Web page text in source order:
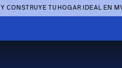
Y CONSTRUYE TU HOGAR IDEAL EN